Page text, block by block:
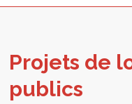
Pro­jets de
publics